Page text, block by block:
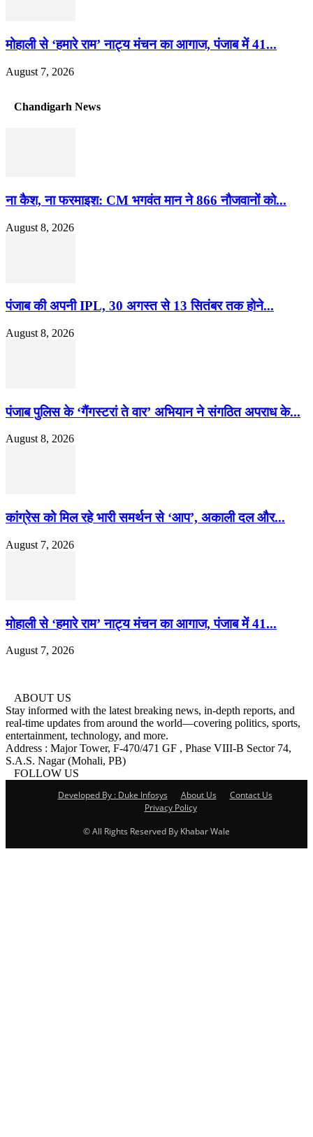
मोहाली से ‘हमारे राम’ नाट्य मंचन का आगाज, पंजाब में 41...
August 7, 2026
Chandigarh News
ना कैश, ना फरमाइश: CM भगवंत मान ने 866 नौजवानों को...
August 8, 2026
पंजाब की अपनी IPL, 30 अगस्त से 13 सितंबर तक होने...
August 8, 2026
पंजाब पुलिस के ‘गैंगस्टरां ते वार’ अभियान ने संगठित अपराध के...
August 8, 2026
कांग्रेस को मिल रहे भारी समर्थन से ‘आप’, अकाली दल और...
August 7, 2026
मोहाली से ‘हमारे राम’ नाट्य मंचन का आगाज, पंजाब में 41...
August 7, 2026
ABOUT US
Stay informed with the latest breaking news, in-depth reports, and
real-time updates from around the world—covering politics, sports,
entertainment, technology, and more.
Address : Major Tower, F-470/471 GF , Phase VIII-B Sector 74,
S.A.S. Nagar (Mohali, PB)
FOLLOW US
Developed By : Duke Infosys
About Us
Contact Us
Privacy Policy
© All Rights Reserved By Khabar Wale